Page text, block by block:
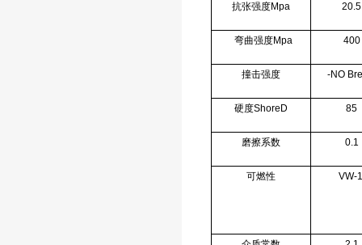
抗张强度Mpa 20.5
弯曲强度Mpa 400
撞击强度 -NO
硬度ShoreD 85
磨擦系数 0.1
可燃性 VW-